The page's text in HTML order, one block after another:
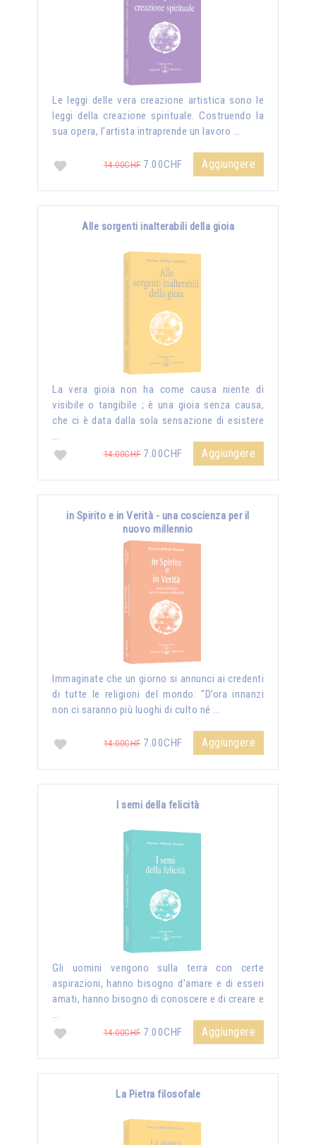
Le leggi delle vera creazione artistica sono le
leggi della creazione spirituale. Costruendo la
sua opera, l’artista intraprende un lavoro …
14.00CHF7.00CHF Aggiungere
Alle sorgenti inalterabili della gioia
La vera gioia non ha come causa niente di
visibile o tangibile ; è una gioia senza causa,
che ci è data dalla sola sensazione di esistere
…
14.00CHF7.00CHF Aggiungere
in Spirito e in Verità - una coscienza per il
nuovo millennio
Immaginate che un giorno si annunci ai credenti
di tutte le religioni del mondo: "D’ora innanzi
non ci saranno più luoghi di culto né …
14.00CHF7.00CHF Aggiungere
I semi della felicità
Gli uomini vengono sulla terra con certe
aspirazioni, hanno bisogno d’amare e di esseri
amati, hanno bisogno di conoscere e di creare e
…
14.00CHF7.00CHF Aggiungere
La Pietra filosofale